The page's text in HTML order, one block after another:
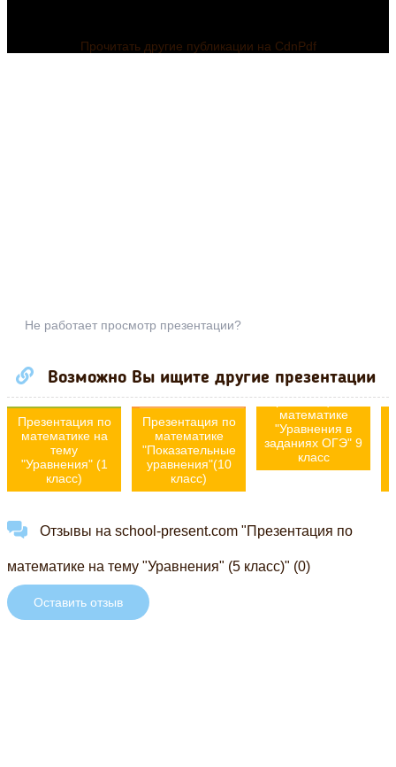
Прочитать другие публикации на CdnPdf
Не работает просмотр презентации?
Возможно Вы ищите другие презентации
Презентация по
математике на
тему
"Уравнения" (1
класс)
Презентация по
математике
"Показательные
уравнения"(10
класс)
Презентация по
математике
"Уравнения в
заданиях ОГЭ" 9
класс
Отзывы на school-present.com "Презентация по
математике на тему "Уравнения" (5 класс)" (0)
Оставить отзыв